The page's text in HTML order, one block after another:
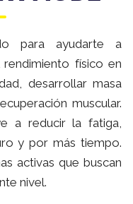
para ayudarte a
físico en
desarrollar masa
muscular.
a reducir la fatiga,
y por más tiempo.
activas que buscan
nivel.